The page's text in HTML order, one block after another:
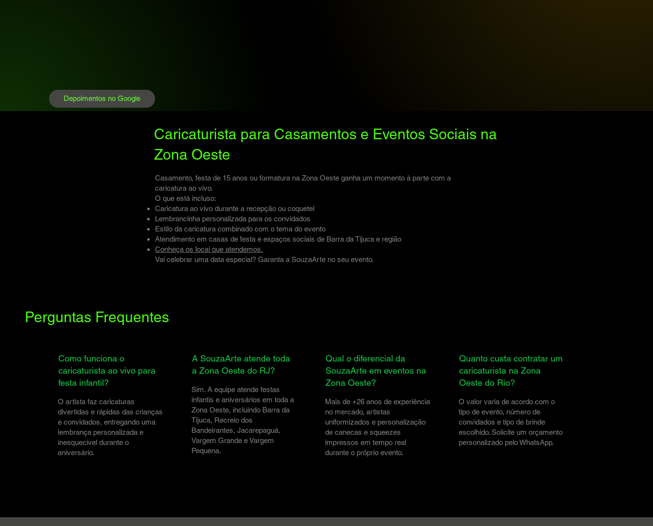
Depoimentos no Google
Caricaturista para Casamentos e Eventos Sociais na
Zona Oeste
Casamento, festa de 15 anos ou formatura na Zona Oeste ganha um momento à parte com a
caricatura ao vivo.
O que está incluso:
Caricatura ao vivo durante a recepção ou coquetel
Lembrancinha personalizada para os convidados
Estilo da caricatura combinado com o tema do evento
Atendimento em casas de festa e espaços sociais de Barra da Tijuca e região
Conheça os locai que atendemos.
Vai celebrar uma data especial? Garanta a SouzaArte no seu evento.
Perguntas Frequentes
Como funciona o
caricaturista ao vivo para
festa infantil?
O artista faz caricaturas
divertidas e rápidas das crianças
e convidados, entregando uma
lembrança personalizada e
inesquecível durante o
aniversário.
A SouzaArte atende toda
a Zona Oeste do RJ?
Sim. A equipe atende festas
infantis e aniversários em toda a
Zona Oeste, incluindo Barra da
Tijuca, Recreio dos
Bandeirantes, Jacarepaguá,
Vargem Grande e Vargem
Pequena.
Qual o diferencial da
SouzaArte em eventos na
Zona Oeste?
Mais de +26 anos de experiência
no mercado, artistas
uniformizados e personalização
de canecas e squeezes
impressos em tempo real
durante o próprio evento.
Quanto custa contratar um
caricaturista na Zona
Oeste do Rio?
O valor varia de acordo com o
tipo de evento, número de
convidados e tipo de brinde
escolhido. Solicite um orçamento
personalizado pelo WhatsApp.